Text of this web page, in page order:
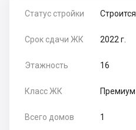
Статус стройки Строится
Срок сдачи ЖК 2022 г.
Этажность 16
Класс ЖК Премиум
Всего домов 1